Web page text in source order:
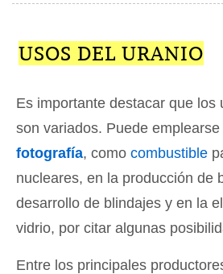
USOS DEL URANIO
Es importante destacar que los
son variados. Puede
fotografía, como combustible
nucleares, en la producción de
desarrollo de blindajes y en la
vidrio, por citar algunas
Entre los principales